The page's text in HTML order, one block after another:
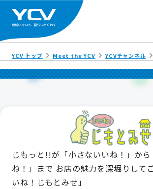
YCV トップ Meet the YCV YCVチャンネル
じもっと!!が「小さないいね！」か
ね！」まで お店の魅力を深堀りして
いね！じもとみせ」